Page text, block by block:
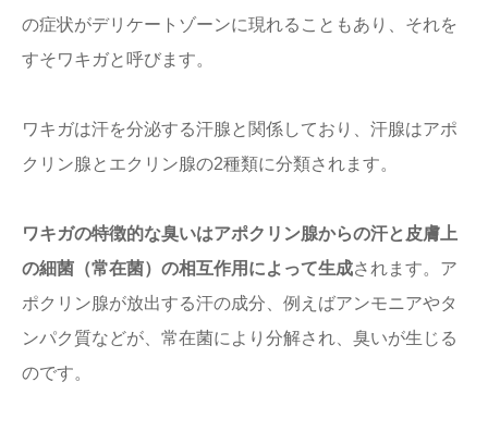
の症状がデリケートゾーンに現れることもあり、それを
すそワキガと呼びます。
ワキガは汗を分泌する汗腺と関係しており、汗腺はアポ
クリン腺とエクリン腺の2種類に分類されます。
ワキガの特徴的な臭いはアポクリン腺からの汗と皮膚上
の細菌（常在菌）の相互作用によって生成されます。ア
ポクリン腺が放出する汗の成分、例えばアンモニアやタ
ンパク質などが、常在菌により分解され、臭いが生じる
のです。